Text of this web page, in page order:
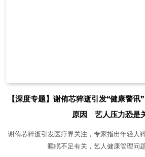
【深度专题】谢侑芯猝逝引发“健康警
原因 艺人压力恐是
谢侑芯猝逝引发医疗界关注，专家指出年轻人
睡眠不足有关，艺人健康管理问